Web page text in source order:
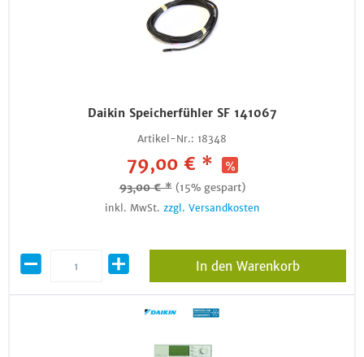
Daikin Speicherfühler SF 141067
Artikel-Nr.: 18348
79,00 € *
93,00 € * (15% gespart)
inkl. MwSt. zzgl. Versandkosten
In den Warenkorb